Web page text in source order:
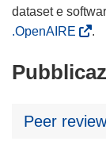
dataset e
.OpenAIRE
.
Peer